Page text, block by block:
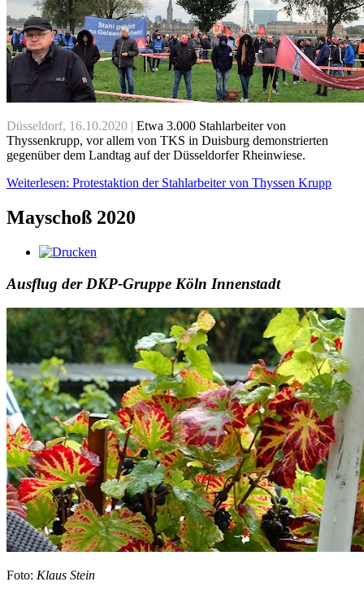
Düsseldorf, 16.10.2020 | Etwa 3.000 Stahlarbeiter von
Thyssenkrupp, vor allem von TKS in Duisburg demonstrierten
gegenüber dem Landtag auf der Düsseldorfer Rheinwiese.
Weiterlesen: Protestaktion der Stahlarbeiter von Thyssen Krupp
Mayschoß 2020
Ausflug der DKP-Gruppe Köln Innenstadt
Foto: Klaus Stein